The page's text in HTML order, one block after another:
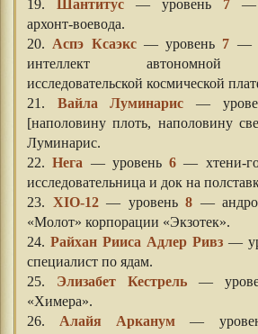
19. Шантитус — уровень 7 —
архонт-воевода.
20. Аспэ Ксаэкс— уровень 7 —
интеллект автономной
исследовательской космической
21. Вайла Луминарис —
[наполовину плоть, наполовину
Луминарис.
22.Нега — уровень6 — хтени-
исследовательница и док на
23. XIO-12— уровень8 —
«Молот» корпорации «Экзотек».
24. Райхан Рииса Адлер Ривз —
специалист по ядам.
25. Элизабет Кестрель —
«Химера».
26. Алайя Арканум —